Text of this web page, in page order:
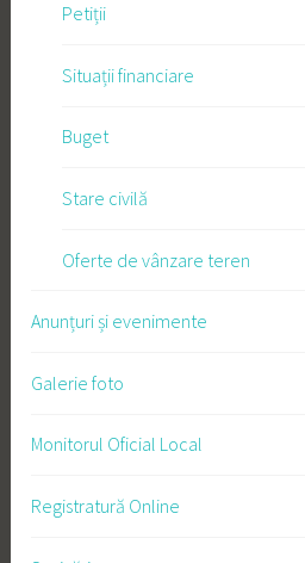
Petiții
Situații financiare
Buget
Stare civilă
Oferte de vânzare teren
Anunțuri și evenimente
Galerie foto
Monitorul Oficial Local
Registratură Online